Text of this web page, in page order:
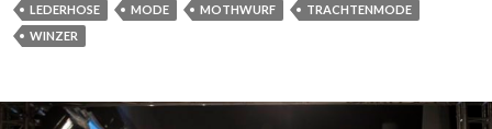
LEDERHOSE MODE MOTHWURF
TRACHTENMODE
WINZER